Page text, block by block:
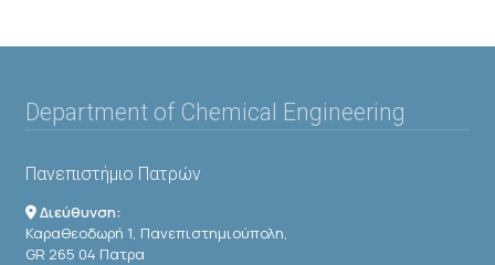
Department of Chemical Engineering
Πανεπιστήμιο Πατρών
Διεύθυνση:
Καραθεοδωρή 1, Πανεπιστημιούπολη,
GR 265 04 Πατρα